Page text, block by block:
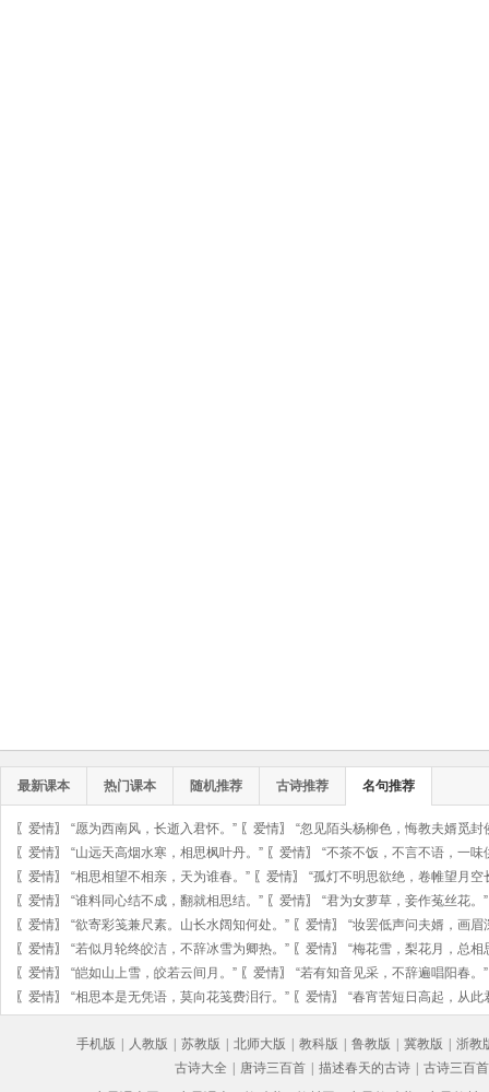
最新课本 热门课本 随机推荐 古诗推荐 名句推荐
〖 爱情〗 “愿为西南风，长逝入君怀。” 〖 爱情〗 “忽见陌头杨柳色，悔教夫婿觅封
〖 爱情〗 “山远天高烟水寒，相思枫叶丹。” 〖 爱情〗 “不茶不饭，不言不语，一味
〖 爱情〗 “相思相望不相亲，天为谁春。” 〖 爱情〗 “孤灯不明思欲绝，卷帷望月空
〖 爱情〗 “谁料同心结不成，翻就相思结。” 〖 爱情〗 “君为女萝草，妾作菟丝花。”
〖 爱情〗 “欲寄彩笺兼尺素。山长水阔知何处。” 〖 爱情〗 “妆罢低声问夫婿，画眉
〖 爱情〗 “若似月轮终皎洁，不辞冰雪为卿热。” 〖 爱情〗 “梅花雪，梨花月，总相
〖 爱情〗 “皑如山上雪，皎若云间月。” 〖 爱情〗 “若有知音见采，不辞遍唱阳春。”
〖 爱情〗 “相思本是无凭语，莫向花笺费泪行。” 〖 爱情〗 “春宵苦短日高起，从此
手机版 人教版 苏教版 北师大版 教科版 鲁教版 冀教版
浙教
古诗大全
唐诗三百首 描述春天的古诗
古诗三百首